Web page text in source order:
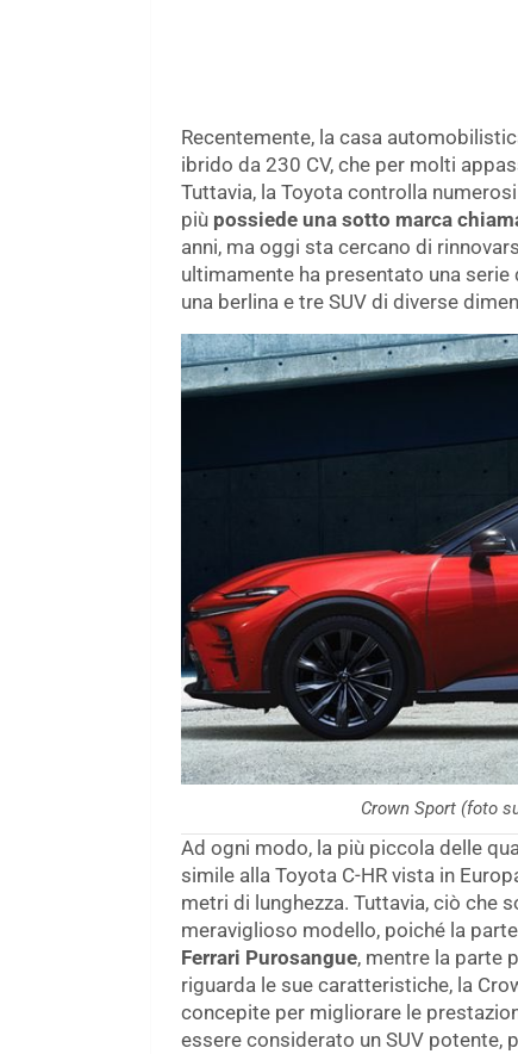
Recentemente, la casa
ibrido da 230 CV, che per molti
Tuttavia, la Toyota controlla
più possiede una sotto marca
anni, ma oggi sta cercano di
ultimamente ha presentato una
una berlina e tre SUV di diverse
Crown Sport (foto
Ad ogni modo, la più piccola delle
simile alla Toyota C-HR vista in
metri di lunghezza. Tuttavia, ciò che
meraviglioso modello, poiché la
Ferrari Purosangue, mentre la parte
riguarda le sue caratteristiche, la
concepite per migliorare le
essere considerato un SUV potente,